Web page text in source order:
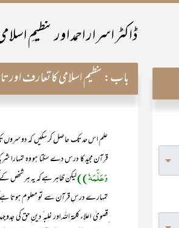
ڈاکٹر اسرار احمد اور تنظیمِ
باب:تنظیم اسلامی کا تعارف اور
علم اس حد تک حاصل کر سکیں کہ دوسروں
قرآن مجید کا درس دے سکتا ہو وہ تمہارا
وَعَلَّمَہٗ))لیکن ظاہر ہے کہ یہ ہر شخص
تمہارے درسِ قرآن سے تو معلوم ہوتا ہے
ِقصویٰ اعلاء کلمۃ اللہ اور غلبہ ٔ دین ِحق کی